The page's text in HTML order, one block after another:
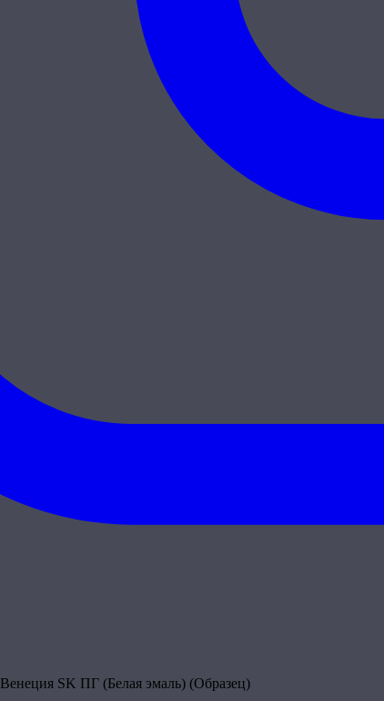
Венеция SK ПГ (Белая эмаль) (Образец)